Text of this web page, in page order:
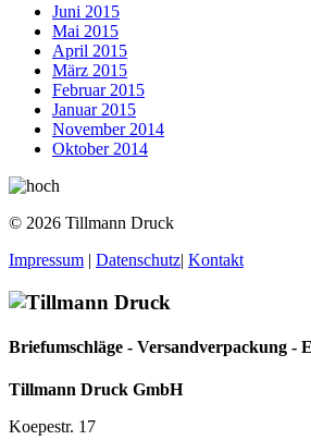
Juni 2015
Mai 2015
April 2015
März 2015
Februar 2015
Januar 2015
November 2014
Oktober 2014
© 2026 Tillmann Druck
Impressum | Datenschutz| Kontakt
Briefumschläge - Versandverpackung -
Tillmann Druck GmbH
Koepestr. 17